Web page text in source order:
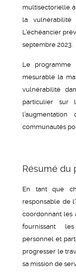
multisectorielle
la
L’échéancier
septembre 2023.
Le programme
mesurable la
vulnérabilité
particulier sur
communautés
Résumé du
En tant que
responsable de
coordonnant les
fournissant
personnel et
progresser le
sa mission de